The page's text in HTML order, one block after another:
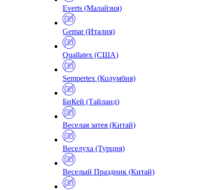
Everts (Малайзия)
Gemar (Италия)
Quallatex (США)
Sempertex (Колумбия)
БиКей (Тайланд)
Веселая затея (Китай)
Веселуха (Турция)
Веселый Праздник (Китай)